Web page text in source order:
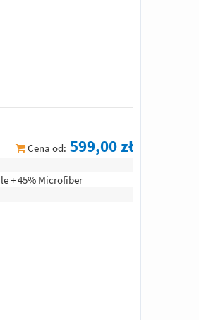
Cena od: 599,00 zł
+ 45% Microfiber